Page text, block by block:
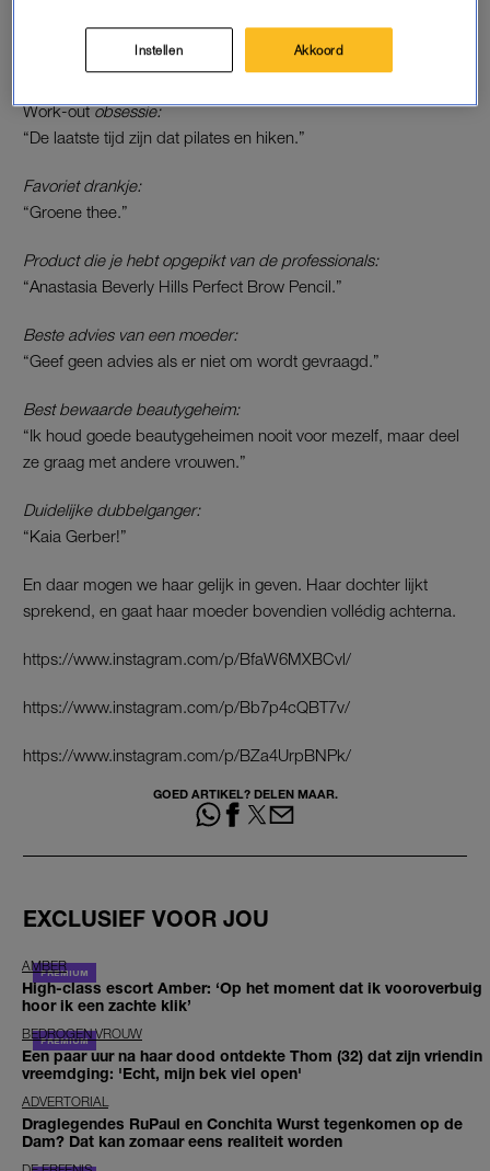
Schoonheid van binnen:
“Water, water, water.”
Work-outobsessie:
“De laatste tijd zijn dat pilates en hiken.”
Favoriet drankje:
“Groene thee.”
Product die je hebt opgepikt van de professionals:
“Anastasia Beverly Hills Perfect Brow Pencil.”
Beste advies van een moeder:
“Geef geen advies als er niet om wordt gevraagd.”
Best bewaarde beautygeheim:
“Ik houd goede beautygeheimen nooit voor mezelf, maar deel
ze graag met andere vrouwen.”
Duidelijke dubbelganger:
“Kaia Gerber!”
En daar mogen we haar gelijk in geven. Haar dochter lijkt
sprekend, en gaat haar moeder bovendien vollédig achterna.
https://www.instagram.com/p/BfaW6MXBCvl/
https://www.instagram.com/p/Bb7p4cQBT7v/
https://www.instagram.com/p/BZa4UrpBNPk/
GOED ARTIKEL? DELEN MAAR.
EXCLUSIEF VOOR JOU
AMBER
High-class escort Amber: ‘Op het moment dat ik vooroverbuig
hoor ik een zachte klik’
BEDROGEN VROUW
Een paar uur na haar dood ontdekte Thom (32) dat zijn vriendin
vreemdging: 'Echt, mijn bek viel open'
ADVERTORIAL
Draglegendes RuPaul en Conchita Wurst tegenkomen op de
Dam? Dat kan zomaar eens realiteit worden
Instellen Akkoord